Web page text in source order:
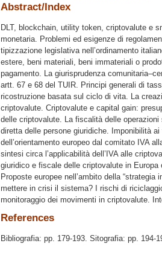
Abstract/Index
DLT, blockchain, utility token, criptovalute e
monetaria. Problemi ed esigenze di
tipizzazione legislativa nell’ordinamento
estere, beni materiali, beni immateriali o
pagamento. La giurisprudenza
artt. 67 e 68 del TUIR. Principi generali di
ricostruzione basata sul ciclo di vita. La
criptovalute. Criptovalute e capital gain:
delle criptovalute. La fiscalità delle
diretta delle persone giuridiche. Imponibilità
dell’orientamento europeo dal comitato IVA
sintesi circa l’applicabilità dell’IVA alle
giuridico e fiscale delle criptovalute in
Proposte europee nell’ambito della
mettere in crisi il sistema? I rischi di
monitoraggio dei movimenti in criptovalute.
References
Bibliografia: pp. 179-193. Sitografia: pp. 194-